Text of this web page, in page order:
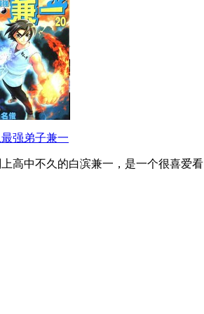
强弟子兼一
高中不久的白滨兼一，是一个很喜爱看